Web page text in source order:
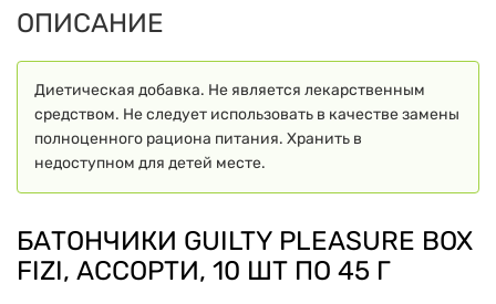
ОПИСАНИЕ
Диетическая добавка. Не является лекарственным
средством. Не следует использовать в качестве замены
полноценного рациона питания. Хранить в
недоступном для детей месте.
БАТОНЧИКИ GUILTY PLEASURE BOX
FIZI, АССОРТИ, 10 ШТ ПО 45 Г